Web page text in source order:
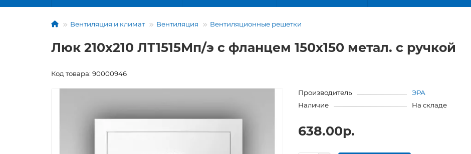
Вентиляция и климат Вентиляция Вентиляционные решетки
Люк 210х210 ЛТ1515Мп/э с фланцем 150х150 метал. с ручкой
Код товара: 90000946
Производитель
ЭРА
Наличие
На складе
638.00р.